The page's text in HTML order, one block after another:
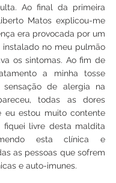
Ao final da primeira
Matos explicou-me
era provocada por um
instalado no meu pulmão
os sintomas. Ao fim de
a minha tosse
sensação de alergia na
todas as dores
eu estou muito contente
fiquei livre desta maldita
esta clínica e
as pessoas que sofrem
e auto-imunes.